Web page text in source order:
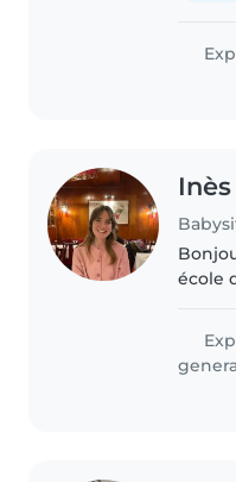
Inès
école
de